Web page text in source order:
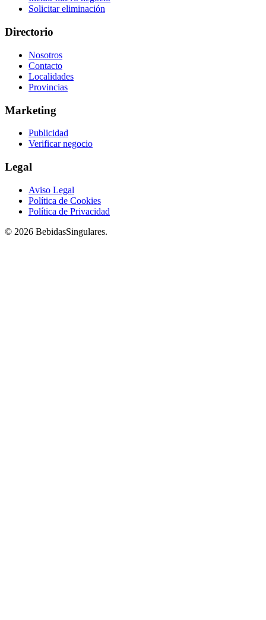
Solicitar eliminación
Directorio
Nosotros
Contacto
Localidades
Provincias
Marketing
Publicidad
Verificar negocio
Legal
Aviso Legal
Política de Cookies
Política de Privacidad
© 2026 BebidasSingulares.